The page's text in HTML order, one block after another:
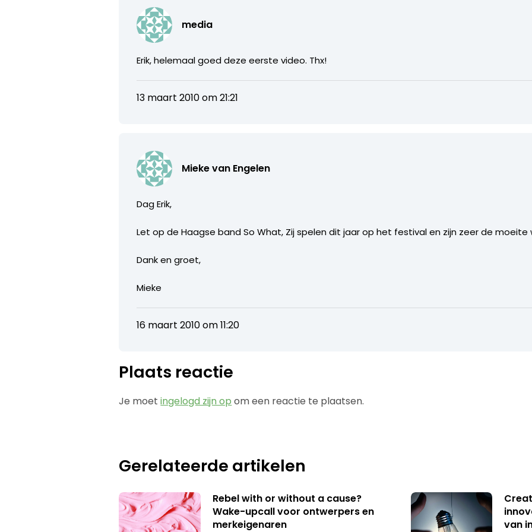
media
Erik, helemaal goed deze eerste video. Thx!
13 maart 2010 om 21:21
Mieke van Engelen
Dag Erik,
Let op de Haagse band So What, Zij spelen dit jaar op het festival en zijn zeer de moeite
Dank en groet,
Mieke
16 maart 2010 om 11:20
Plaats reactie
Je moetingelogd zijn op om een reactie te plaatsen.
Gerelateerde artikelen
Rebel with or without a cause?
Wake-upcall voor ontwerpers en
merkeigenaren
van